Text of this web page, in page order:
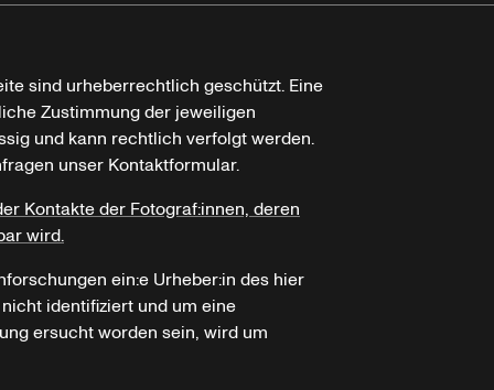
sind urheberrechtlich geschützt. Eine
Zustimmung der jeweiligen
und kann rechtlich verfolgt werden.
unser Kontaktformular.
Kontakte der Fotograf:innen, deren
wird.
ein:e Urheber:in des hier
identifiziert und um eine
ersucht worden sein, wird um